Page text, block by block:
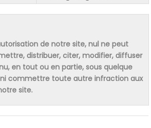
de notre site, nul ne peut
distribuer, citer, modifier, diffuser
en tout ou en partie, sous quelque
commettre toute autre infraction aux
site.